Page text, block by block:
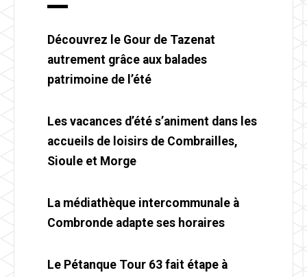
Découvrez le Gour de Tazenat
autrement grâce aux balades
patrimoine de l’été
Les vacances d’été s’animent dans les
accueils de loisirs de Combrailles,
Sioule et Morge
La médiathèque intercommunale à
Combronde adapte ses horaires
Le Pétanque Tour 63 fait étape à